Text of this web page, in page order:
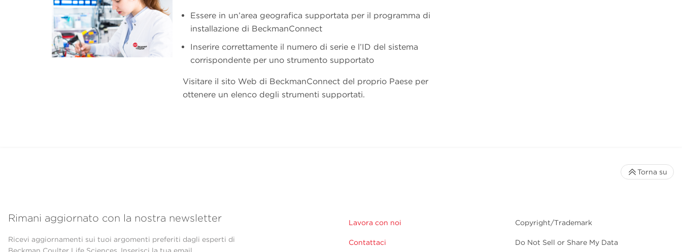
Essere in un’area geografica supportata per il programma di
installazione di BeckmanConnect
Inserire correttamente il numero di serie e l’ID del sistema
corrispondente per uno strumento supportato
Visitare il sito Web di BeckmanConnect del proprio Paese per
ottenere un elenco degli strumenti supportati.
Rimani aggiornato con la nostra newsletter
Ricevi aggiornamenti sui tuoi argomenti preferiti dagli esperti di
Lavora con noi
Contattaci
Copyright/Trademark
Do Not Sell or Share My Data
Torna su